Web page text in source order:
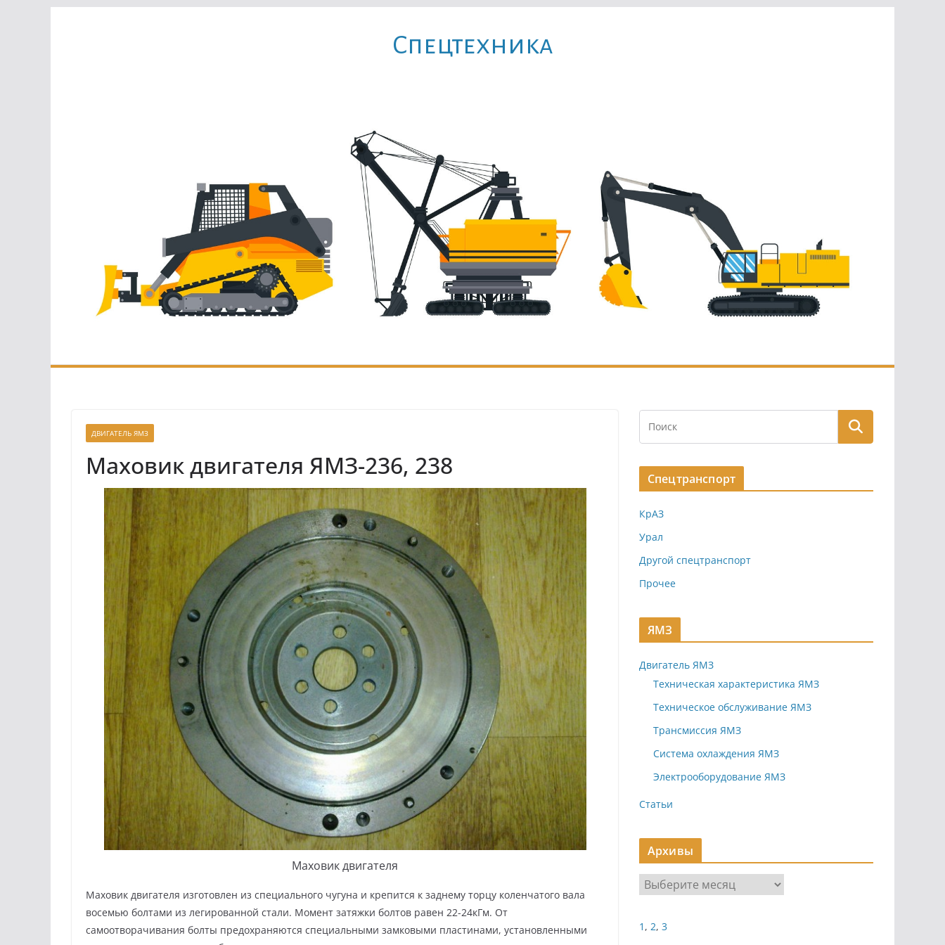
Cпецтехника
ДВИГАТЕЛЬ ЯМЗ
Маховик двигателя ЯМЗ-236, 238
Маховик двигателя
Маховик двигателя изготовлен из специального чугуна и кре­пится к заднему торцу коленчатого вала
восемью болтами из леги­рованной стали. Момент затяжки болтов равен 22-24кГм. От
самоотворачивания болты предо­храняются специальными замко­выми пластинами, установленными
Спецтранспорт
КрАЗ
Урал
Другой спецтранспорт
Прочее
ЯМЗ
Двигатель ЯМЗ
Техническая характеристика ЯМЗ
Техническое обслуживание ЯМЗ
Трансмиссия ЯМЗ
Система охлаждения ЯМЗ
Электрооборудование ЯМЗ
Статьи
Архивы
р
и
1 , 2, 3